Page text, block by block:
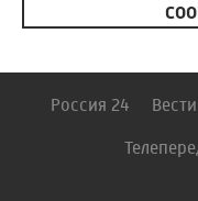
Россия 24